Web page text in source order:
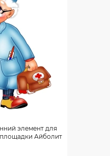
элемент для
Айболит